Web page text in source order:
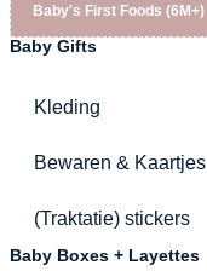
Baby's First Foods (6M+)
Baby Gifts
Kleding
Bewaren & Kaartjes
(Traktatie) stickers
Baby Boxes + Layettes